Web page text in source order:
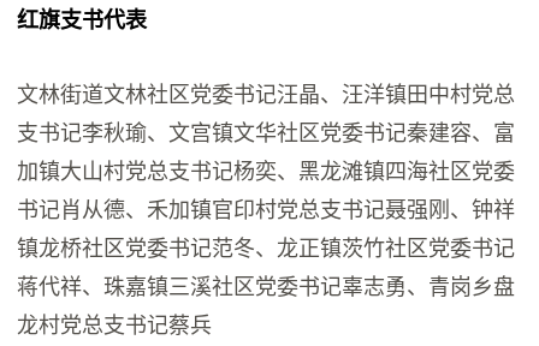
红旗支书代表
文林街道文林社区党委书记汪晶、汪洋镇田中村党总
支书记李秋瑜、文宫镇文华社区党委书记秦建容、富
加镇大山村党总支书记杨奕、黑龙滩镇四海社区党委
书记肖从德、禾加镇官印村党总支书记聂强刚、钟祥
镇龙桥社区党委书记范冬、龙正镇茨竹社区党委书记
蒋代祥、珠嘉镇三溪社区党委书记辜志勇、青岗乡盘
龙村党总支书记蔡兵